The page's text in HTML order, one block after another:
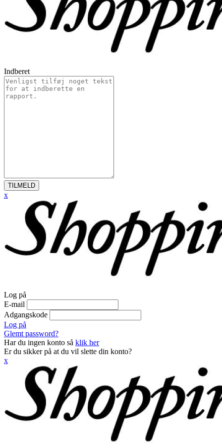
Indberet
TILMELD
x
Log på
E-mail
Adgangskode
Log på
Glemt password?
Har du ingen konto så klik her
Er du sikker på at du vil slette din konto?
x